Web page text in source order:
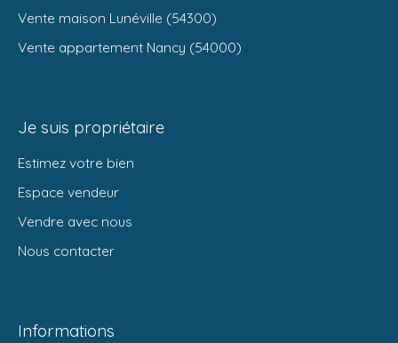
Vente maison Lunéville (54300)
Vente appartement Nancy (54000)
Je suis propriétaire
Estimez votre bien
Espace vendeur
Vendre avec nous
Nous contacter
Informations